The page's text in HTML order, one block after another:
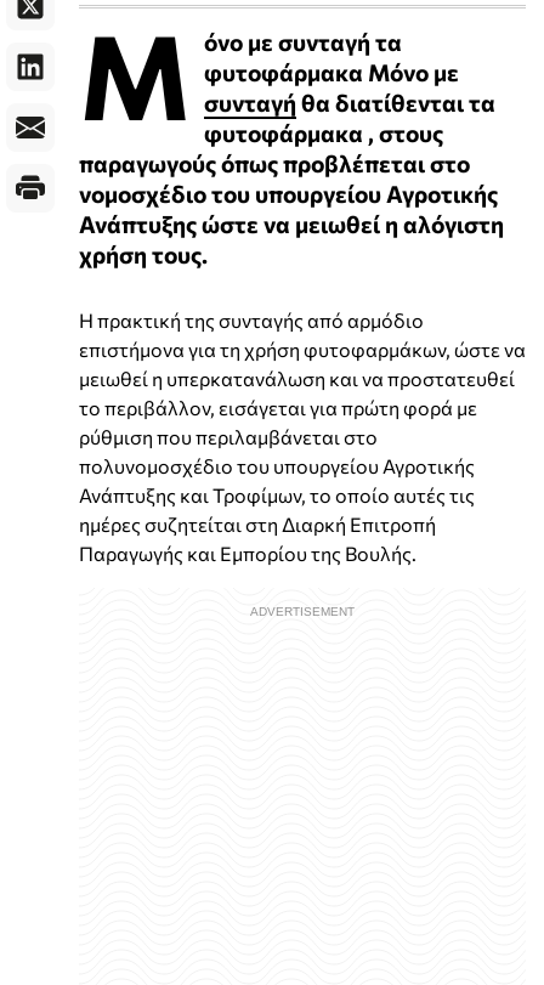
Μ
όνο με συνταγή τα
φυτοφάρμακα Μόνο με
συνταγή θα διατίθενται τα
φυτοφάρμακα , στους
παραγωγούς όπως προβλέπεται στο
νομοσχέδιο του υπουργείου Αγροτικής
Ανάπτυξης ώστε να μειωθεί η αλόγιστη
χρήση τους.
Η πρακτική της συνταγής από αρμόδιο
επιστήμονα για τη χρήση φυτοφαρμάκων, ώστε να
μειωθεί η υπερκατανάλωση και να προστατευθεί
το περιβάλλον, εισάγεται για πρώτη φορά με
ρύθμιση που περιλαμβάνεται στο
πολυνομοσχέδιο του υπουργείου Αγροτικής
Ανάπτυξης και Τροφίμων, το οποίο αυτές τις
ημέρες συζητείται στη Διαρκή Επιτροπή
Παραγωγής και Εμπορίου της Βουλής.